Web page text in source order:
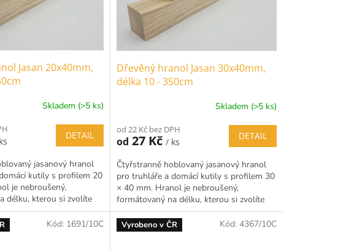
Jasan 20x40mm,
Skladem (>5 ks)
DETAIL
jasanový hranol
kutily s profilem 20
je nebroušený,
délku, kterou si zvolíte
Dřevěný hranol Jasan 30x40mm,
délka 10 - 350cm
Skladem (>5 ks)
od 22 Kč bez DPH
od 27 Kč / ks
DETAIL
Čtyřstranně hoblovaný jasanový hranol
pro truhláře a domácí kutily s profilem 30
× 40 mm. Hranol je nebroušený,
formátovaný na délku, kterou si zvolíte
rozbalením možností...
Kód: 1691/10C Vyrobeno v ČR Kód: 4367/10C